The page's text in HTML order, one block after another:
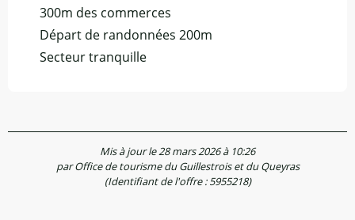
300m des commerces
Départ de randonnées 200m
Secteur tranquille
Mis à jour le 28 mars 2026 à 10:26
par Office de tourisme du Guillestrois et du Queyras
(Identifiant de l'offre :5955218)